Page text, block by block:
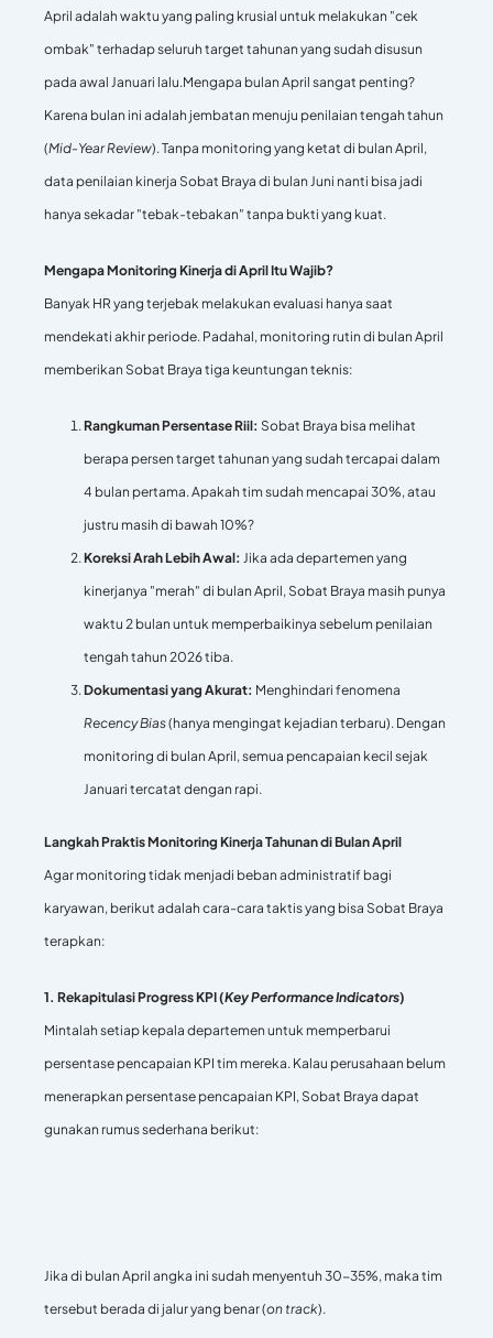
April adalah waktu yang paling krusial untuk melakukan "cek
ombak" terhadap seluruh target tahunan yang sudah disusun
pada awal Januari lalu.Mengapa bulan April sangat penting?
Karena bulan ini adalah jembatan menuju penilaian tengah tahun
(Mid-Year Review). Tanpa monitoring yang ketat di bulan April,
data penilaian kinerja Sobat Braya di bulan Juni nanti bisa jadi
hanya sekadar "tebak-tebakan" tanpa bukti yang kuat.
Mengapa Monitoring Kinerja di April Itu Wajib?
Banyak HR yang terjebak melakukan evaluasi hanya saat
mendekati akhir periode. Padahal, monitoring rutin di bulan April
memberikan Sobat Braya tiga keuntungan teknis:
Rangkuman Persentase Riil: Sobat Braya bisa melihat
berapa persen target tahunan yang sudah tercapai dalam
4 bulan pertama. Apakah tim sudah mencapai 30%, atau
justru masih di bawah 10%?
Koreksi Arah Lebih Awal: Jika ada departemen yang
kinerjanya "merah" di bulan April, Sobat Braya masih punya
waktu 2 bulan untuk memperbaikinya sebelum penilaian
tengah tahun 2026 tiba.
Dokumentasi yang Akurat: Menghindari fenomena
Recency Bias(hanya mengingat kejadian terbaru). Dengan
monitoring di bulan April, semua pencapaian kecil sejak
Januari tercatat dengan rapi.
Langkah Praktis Monitoring Kinerja Tahunan di Bulan April
Agar monitoring tidak menjadi beban administratif bagi
karyawan, berikut adalah cara-cara taktis yang bisa Sobat Braya
terapkan:
1. Rekapitulasi Progress KPI (Key Performance Indicators)
Mintalah setiap kepala departemen untuk memperbarui
persentase pencapaian KPI tim mereka. Kalau perusahaan belum
menerapkan persentase pencapaian KPI, Sobat Braya dapat
gunakan rumus sederhana berikut:
Jika di bulan April angka ini sudah menyentuh 30-35%, maka tim
tersebut berada di jalur yang benar (on track).